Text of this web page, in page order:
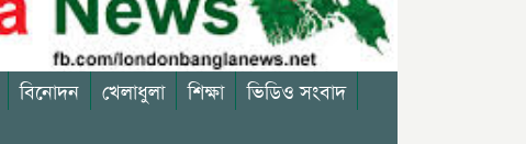
বিনোদন খেলাধুলা শিক্ষা
ভিডিও সংবাদ